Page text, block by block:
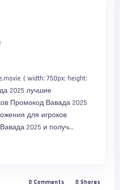
{ width: 750px; height:
2025 лучшие
Промокод Вавада 2025
для игроков
2025 и получ...
0 Comments 0 Shares